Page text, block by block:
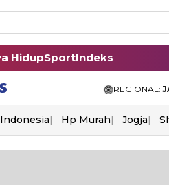
HidupSportIndeks
REGIONAL:
Hp Murah Jogja